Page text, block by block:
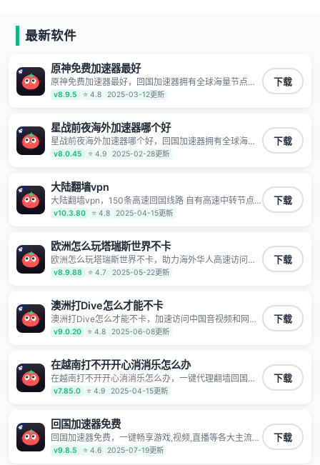
最新软件
原神免费加速器最好
原神免费加速器最好，回国加速器拥有全球海量节点覆
盖，运营商专线不卡顿超稳定，专为海外华人和留学生
打造，帮助海外华人免除地域限制，随时高速稳定低延
v8.9.5 ⭐ 4.8 2025-03-12更新
下载
星战前夜海外加速器哪个好
星战前夜海外加速器哪个好，回国加速器拥有全球海量
节点覆盖，运营商专线不卡顿超稳定，专为海外华人和
留学生打造，帮助海外华人免除地域限制，随时高速稳
v8.0.45 ⭐ 4.9 2025-02-28更新
下载
大陆翻墙vpn
大陆翻墙vpn，150条高速回国线路 自有高速中转节点
无需注册 一键连接 提供高速线路 应用内直达视频音乐
app,快人一步 应用模式 App互不干扰 不间断的隐私保护
第三方对数据进行窃取和监听
v10.3.80 ⭐ 4.8 2025-04-15更新
下载
欧洲怎么玩塔瑞斯世界不卡
欧洲怎么玩塔瑞斯世界不卡，助力海外华人高速访问国
内网络，快速开启国内各直播平台,解决国内视频、音乐
卡顿问题；更能加速海量国服游戏，超低延迟稳定不掉
v8.9.88 ⭐ 4.7 2025-05-22更新
下载
澳洲打Dive怎么才能不卡
澳洲打Dive怎么才能不卡，加速访问中国音视频和网
站，专业回国加速器，帮你加速访问优酷、bilibili、腾讯
视频、爱奇艺等，加速国服游戏，例如原神、阴阳师、
示录、明日方舟、战双帕弥什、sky光·遇、另一个伊甸
园等国内各种服务,回国加速器致力于帮助海外华人和留
学生、港澳台地区用户提供最好的回国游戏和音乐视频
加速服务，可以在海外或港澳台地区流畅加速国服游戏
速专线。能加速访问优酷、爱奇艺、腾讯视频、B站、芒
果TV、西瓜视频、QQ音乐、网易云音乐、酷狗音乐、
YY等主流网站应用解除限制，带你穿梭加速回国。目前
已有上百万用户，用户整体好评95%以上，一对一在线
客服支持，保障你的使用体验。
v9.0.20 ⭐ 4.8 2025-06-08更新
下载
在越南打不开开心消消乐怎么办
在越南打不开开心消消乐怎么办，一键代理翻墙回国的
穿梭VPN，帮助海外华人留学生及港澳台地区用户破除
地区版权限制问题，一键降低游戏延迟，加速访问中国
v7.85.0 ⭐ 4.9 2025-04-15更新
下载
回国加速器免费
回国加速器免费，一键畅享游戏,视频,直播等各大主流
App应用,视频加载极速不卡顿。人在海外听歌,玩国服游
戏 简单易用。
v9.8.5 ⭐ 4.6 2025-07-19更新
下载